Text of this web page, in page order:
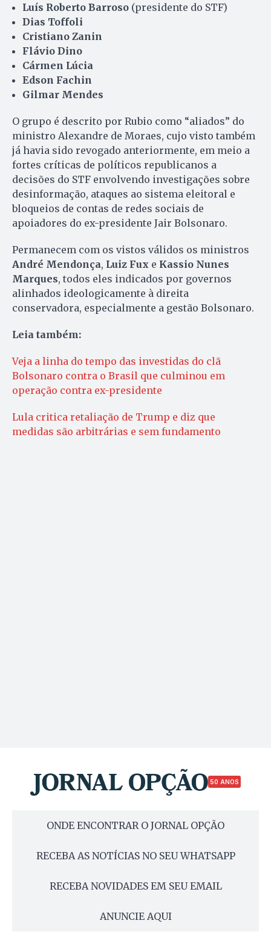
Luís Roberto Barroso (presidente do STF)
Dias Toffoli
Cristiano Zanin
Flávio Dino
Cármen Lúcia
Edson Fachin
Gilmar Mendes
O grupo é descrito por Rubio como “aliados” do
ministro Alexandre de Moraes, cujo visto também
já havia sido revogado anteriormente, em meio a
fortes críticas de políticos republicanos a
decisões do STF envolvendo investigações sobre
desinformação, ataques ao sistema eleitoral e
bloqueios de contas de redes sociais de
apoiadores do ex-presidente Jair Bolsonaro.
Permanecem com os vistos válidos os ministros
André Mendonça, Luiz Fux e Kassio Nunes
Marques, todos eles indicados por governos
alinhados ideologicamente à direita
conservadora, especialmente a gestão Bolsonaro.
Leia também:
Veja a linha do tempo das investidas do clã
Bolsonaro contra o Brasil que culminou em
operação contra ex-presidente
Lula critica retaliação de Trump e diz que
medidas são arbitrárias e sem fundamento
50 ANOS
ONDE ENCONTRAR O JORNAL OPÇÃO
RECEBA AS NOTÍCIAS NO SEU WHATSAPP
RECEBA NOVIDADES EM SEU EMAIL
ANUNCIE AQUI